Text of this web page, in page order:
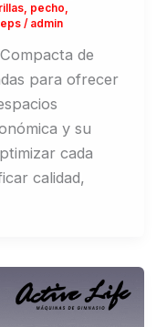
, pecho,
/ admin
de
para ofrecer
y su
cada
calidad,